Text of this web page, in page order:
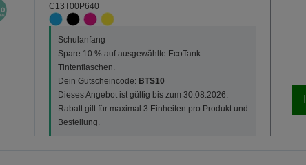
C13T00P640
Schulanfang
Spare 10 % auf ausgewählte EcoTank-
Tintenflaschen.
Dein Gutscheincode: BTS10
Dieses Angebot ist gültig bis zum 30.08.2026.
Rabatt gilt für maximal 3 Einheiten pro Produkt und
Bestellung.